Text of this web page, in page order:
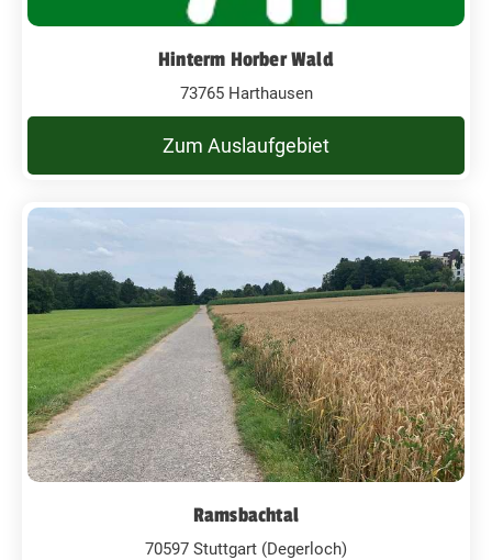
Hinterm Horber Wald
73765 Harthausen
Zum Auslaufgebiet
Ramsbachtal
70597 Stuttgart (Degerloch)